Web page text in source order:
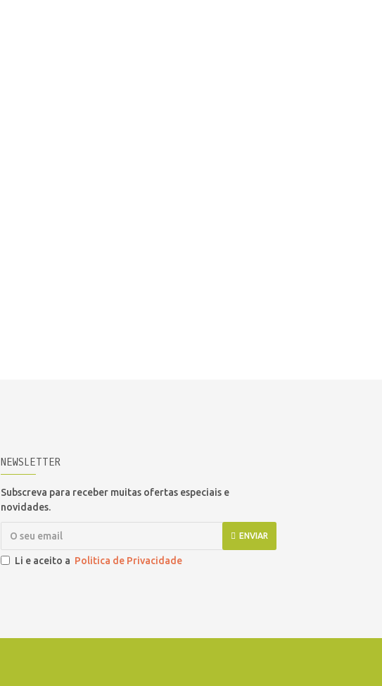
NEWSLETTER
Subscreva para receber muitas ofertas especiais e
novidades.
ENVIAR
Li e aceito a Politica de Privacidade